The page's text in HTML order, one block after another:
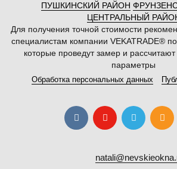
ПУШКИНСКИЙ РАЙОН
ЦЕНТРАЛЬНЫЙ
Для получения точной стоимости
специалистам компании VEKATRADE®
которые проведут замер и
параметры
Обработка персональных данных